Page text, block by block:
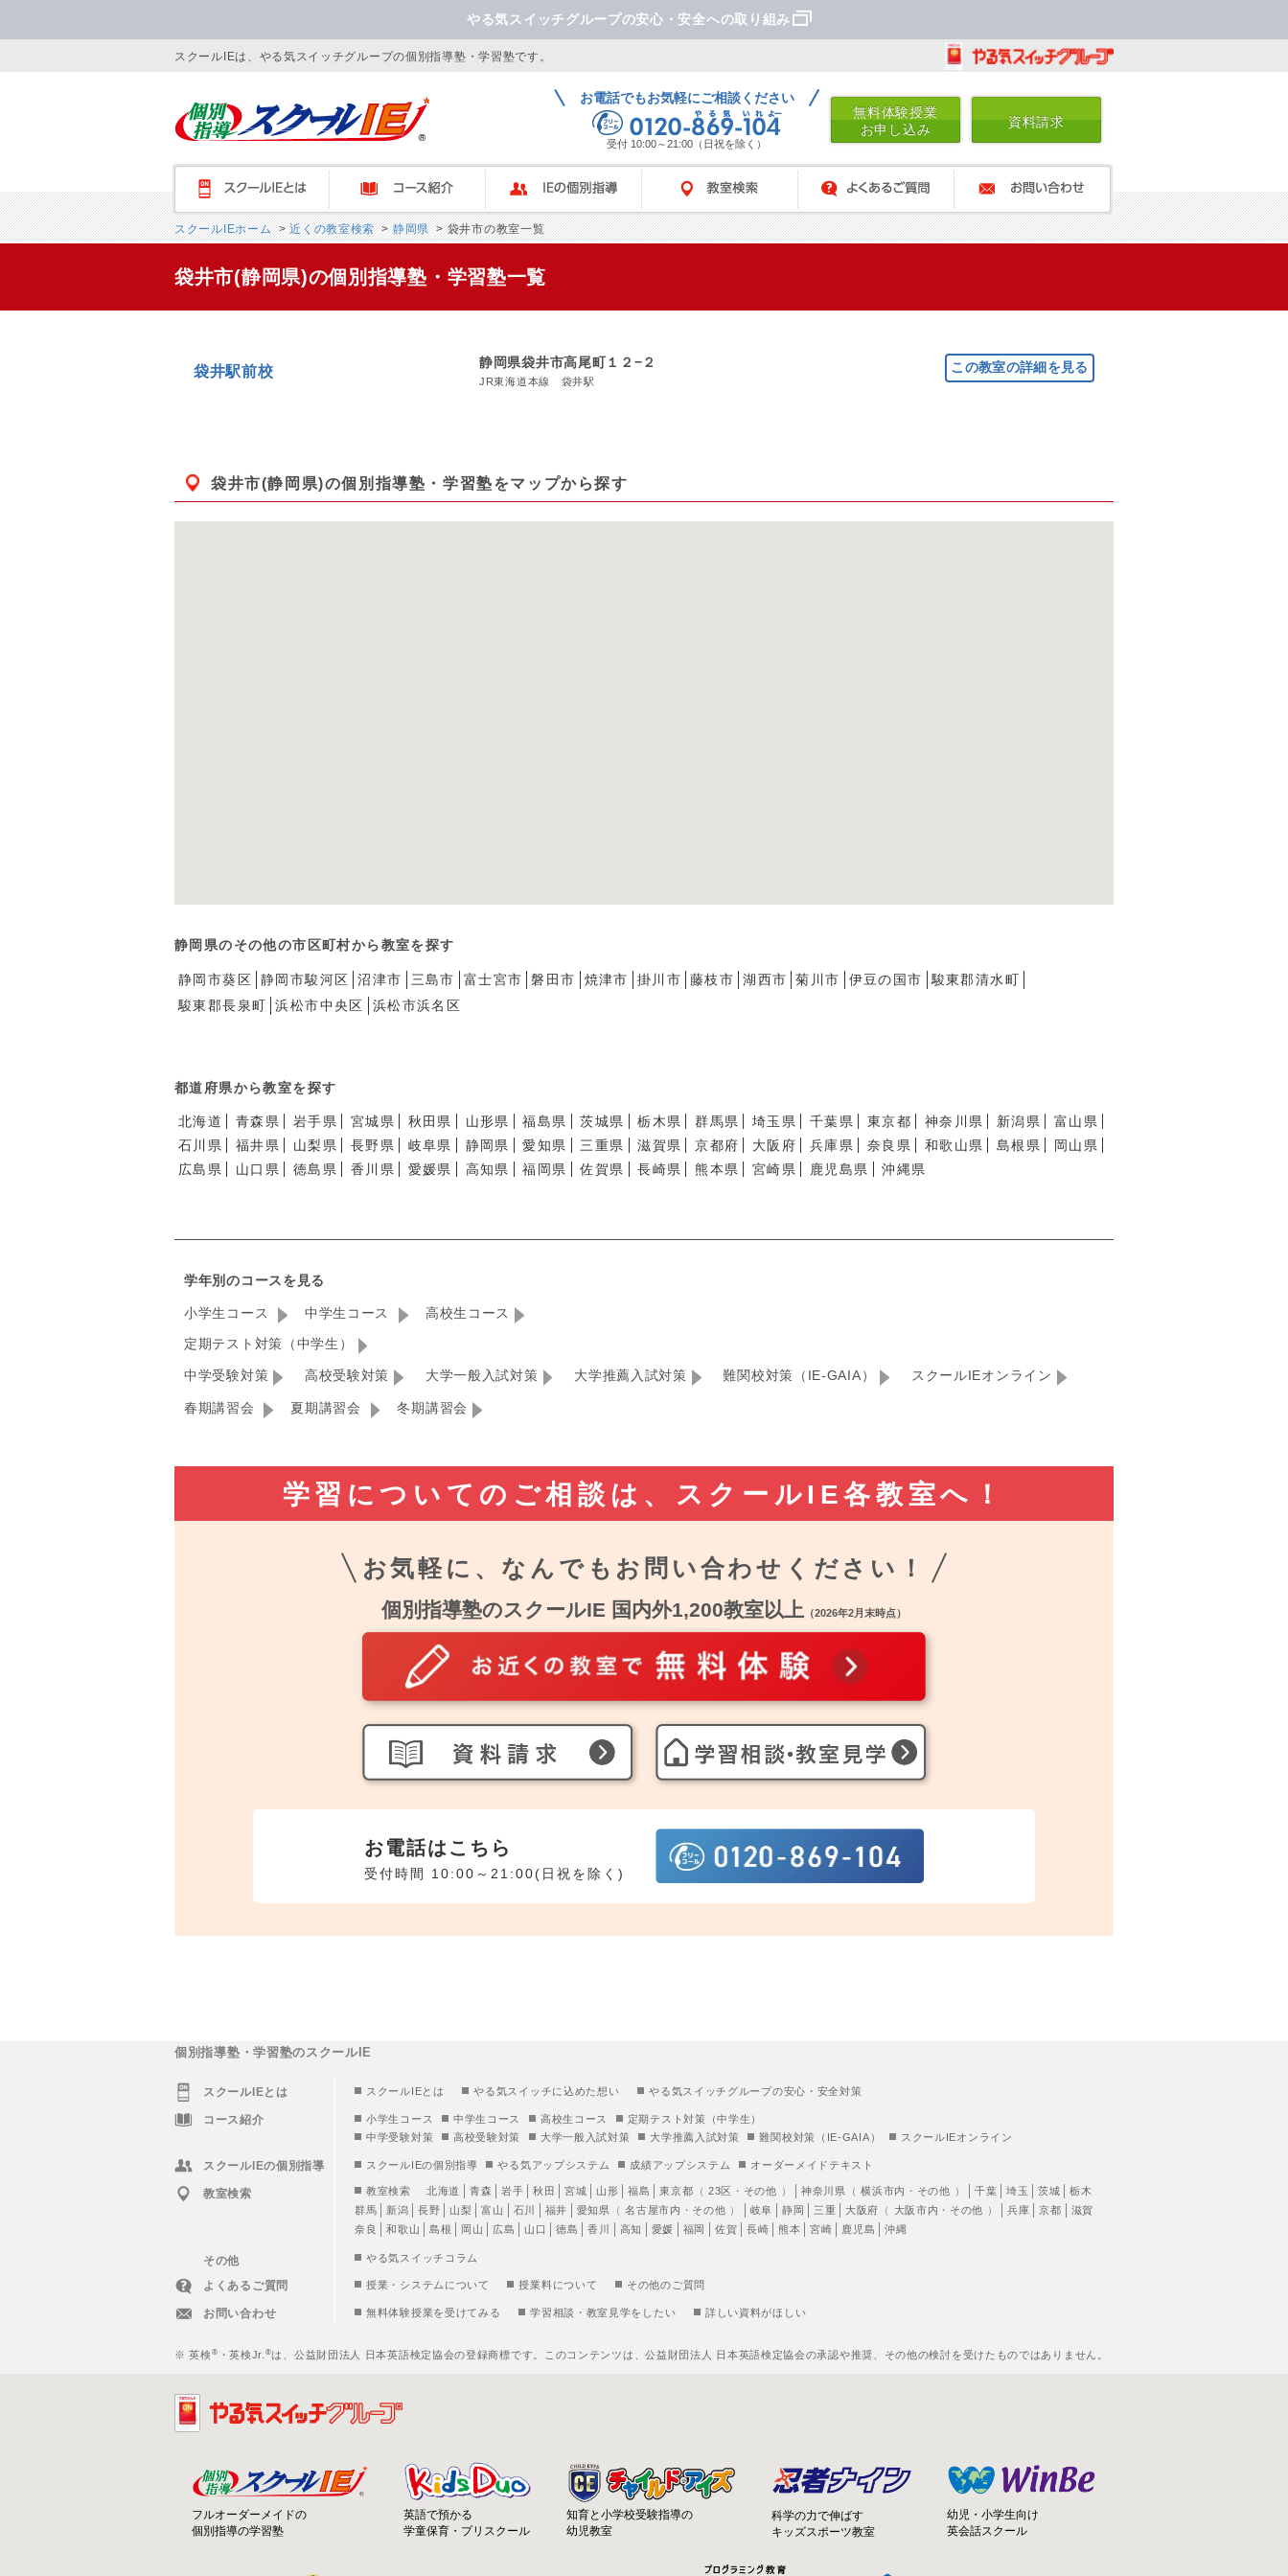
やる気スイッチグループの安心・安全への取り組み
スクールIEは、やる気スイッチグループの個別指導塾・学習塾です。
お電話でもお気軽にご相談ください
受付 10:00～21:00（日祝を除く）
無料体験授業
お申し込み
資料請求
スクールIEとは コース紹介 IEの個別指導 教室検索 よくあるご質問 お問い合わせ
スクールIEホーム>近くの教室検索>静岡県> 袋井市の教室一覧
袋井市(静岡県)の個別指導塾・学習塾一覧
袋井駅前校
静岡県袋井市高尾町１２−２
JR東海道本線 袋井駅
袋井市(静岡県)の個別指導塾・学習塾をマップから探す
静岡県のその他の市区町村から教室を探す
静岡市葵区 静岡市駿河区 沼津市 三島市 富士宮市 磐田市 焼津市 掛川市 藤枝市 湖西市 菊川市 伊豆の国市
駿東郡清水町
駿東郡長泉町
浜松市中央区 浜松市浜名区
都道府県から教室を探す
北海道 青森県 岩手県 宮城県 秋田県 山形県 福島県 茨城県 栃木県 群馬県 埼玉県 千葉県 東京都 神奈川県 新潟県
富山県
石川県
福井県 山梨県 長野県 岐阜県 静岡県 愛知県 三重県 滋賀県 京都府 大阪府 兵庫県 奈良県 和歌山県 島根県
岡山県
広島県
山口県 徳島県 香川県 愛媛県 高知県 福岡県 佐賀県 長崎県 熊本県 宮崎県 鹿児島県 沖縄県
学年別のコースを見る
小学生コース 中学生コース
高校生コース
定期テスト対策（中学生）
中学受験対策 高校受験対策 大学一般入試対策 大学推薦入試対策 難関校対策（IE-GAIA） スクールIEオンライン
春期講習会 夏期講習会 冬期講習会
学習についてのご相談は、 スクールIE各教室へ！
お気軽に、なんでも お問い合わせください！
個別指導塾のスクールIE 国内外1,200教室以上 （2026年2月末時点）
お電話はこちら
受付時間 10:00～21:00(日祝を除く)
個別指導塾・学習塾のスクールIE
スクールIEとは スクールIEとは やる気スイッチに込めた想い やる気スイッチグループの安心・安全対策
コース紹介 小学生コース 中学生コース 高校生コース
定期テスト対策（中学生）
中学受験対策
高校受験対策 大学一般入試対策 大学推薦入試対策 難関校対策（IE-GAIA） スクールIEオンライン
スクールIEの個別指導 スクールIEの個別指導 やる気アップシステム 成績アップシステム オーダーメイドテキスト
教室検索 教室検索 北海道 青森 岩手 秋田 宮城 山形 福島 東京都 （ 23区 ・ その他 ） 神奈川県 （横浜市内 ・ その他 ） 千葉 埼玉 茨城
栃木
群馬
新潟 長野 山梨 富山 石川 福井 愛知県 （名古屋市内 ・ その他 ） 岐阜 静岡 三重 大阪府 （ 大阪市内 ・ その他 ） 兵庫 京都
滋賀
奈良
和歌山 島根 岡山 広島 山口 徳島 香川 高知 愛媛 福岡 佐賀 長崎 熊本 宮崎 鹿児島 沖縄
その他 やる気スイッチコラム
よくあるご質問 授業・システムについて 授業料について その他のご質問
お問い合わせ 無料体験授業を受けてみる 学習相談・教室見学をしたい 詳しい資料がほしい
※ 英検 ® ・英検Jr. ®は、公益財団法人 日本英語検定協会の登録商標です。このコンテンツは、公益財団法人 日本英語検定協会の承認や推奨、その他の検討を受けたものではありません。
フルオーダーメイドの
個別指導の学習塾
英語で預かる
学童保育・プリスクール
知育と小学校受験指導の
幼児教室
科学の力で伸ばす
キッズスポーツ教室
幼児・小学生向け
英会話スクール